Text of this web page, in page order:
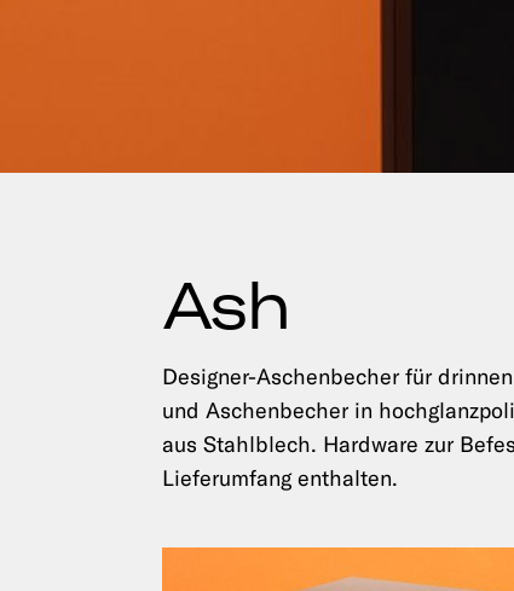
Ash
Designer-Aschenbecher für
und Aschenbecher in
aus Stahlblech. Hardware zur
Lieferumfang enthalten.